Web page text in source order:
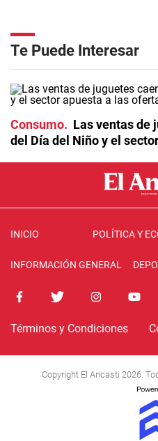
Te Puede Interesar
Consumo
Las ventas de
del Día del Niño y el
INICIO POLÍTICA Y
INFORMACIÓN GENERAL
Términos y Condiciones
Copyright El Ancasti 2026.